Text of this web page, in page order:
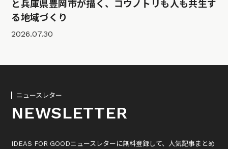
と兵庫県豊岡市が描く、コウノトリも人も共生す
る地域づくり
2026.07.30
ニュースレター
NEWSLETTER
IDEAS FOR GOODニュースレターに無料登録して、人気記事まとめ